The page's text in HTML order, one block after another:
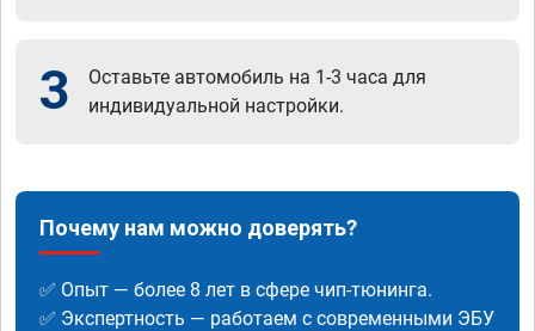
3
Оставьте автомобиль на 1-3 часа для
индивидуальной настройки.
Почему нам можно доверять?
✅ Опыт — более 8 лет в сфере чип-тюнинга.
✅ Экспертность — работаем с современными ЭБУ